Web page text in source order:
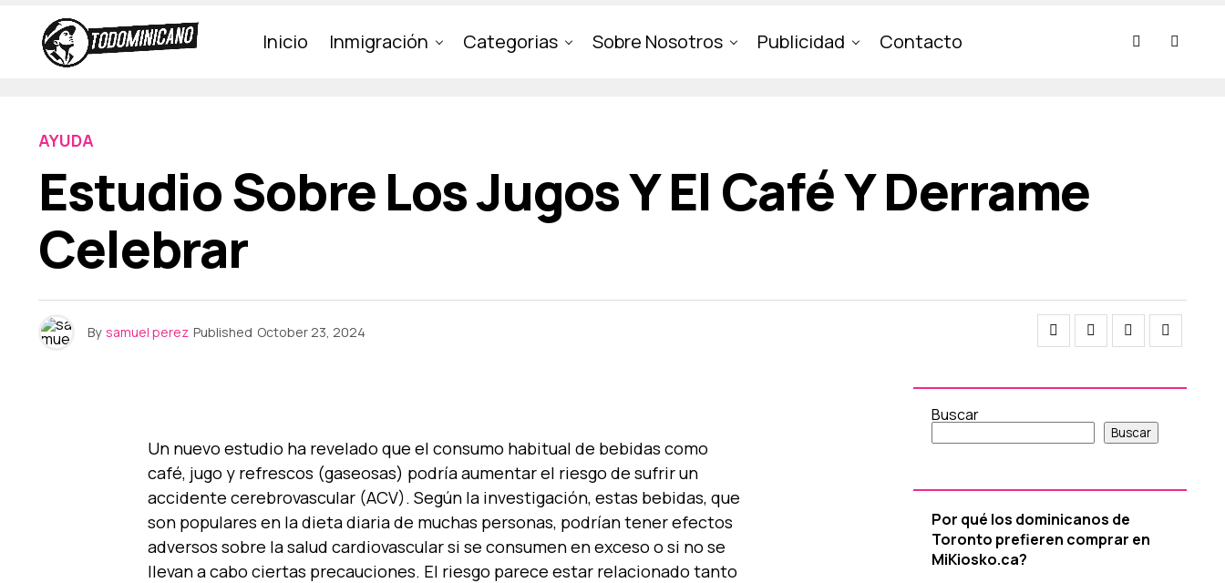
Inicio Inmigración Categorias Sobre Nosotros Publicidad Contacto
AYUDA
Estudio Sobre Los Jugos Y El Café Y Derrame
Celebrar
By samuel perez Published October 23, 2024
Un nuevo estudio ha revelado que el consumo habitual de bebidas como
café, jugo y refrescos (gaseosas) podría aumentar el riesgo de sufrir un
accidente cerebrovascular (ACV). Según la investigación, estas bebidas, que
son populares en la dieta diaria de muchas personas, podrían tener efectos
adversos sobre la salud cardiovascular si se consumen en exceso o si no se
llevan a cabo ciertas precauciones. El riesgo parece estar relacionado tanto
Buscar
Buscar
Por qué los dominicanos de
Toronto prefieren comprar en
MiKiosko.ca?